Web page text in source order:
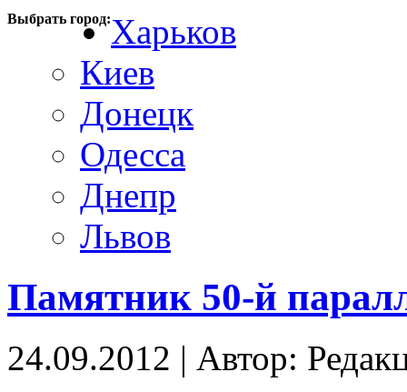
Выбрать город:Харьков
Киев
Донецк
Одесса
Днепр
Львов
Памятник 50-й
24.09.2012 | Автор: